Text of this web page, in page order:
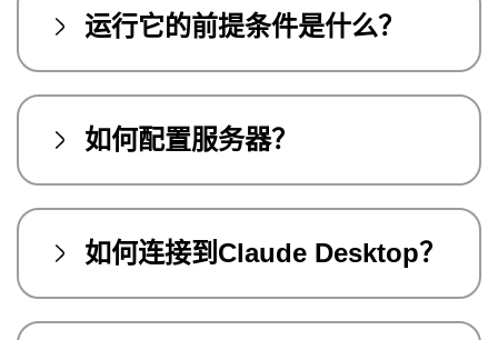
运行它的前提条件是什么？
如何配置服务器？
如何连接到Claude Desktop？